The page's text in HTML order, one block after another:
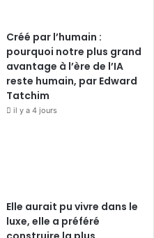
Créé par l’humain :
pourquoi notre plus grand
avantage à l’ère de l’IA
reste humain, par Edward
Tatchim
il y a 4 jours
Elle aurait pu vivre dans le
luxe, elle a préféré